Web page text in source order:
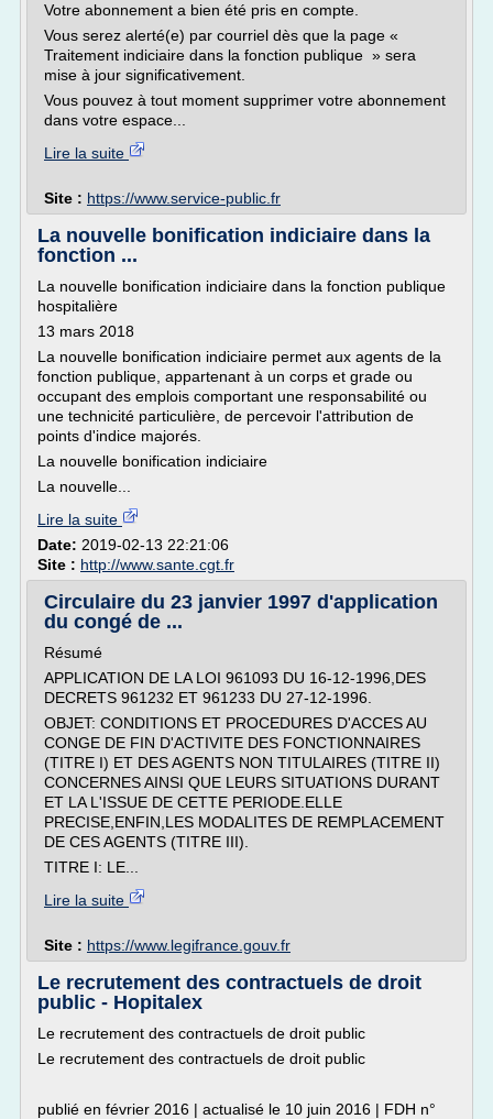
Votre abonnement a bien été pris en compte.
Vous serez alerté(e) par courriel dès que la page «
Traitement indiciaire dans la fonction publique » sera
mise à jour significativement.
Vous pouvez à tout moment supprimer votre abonnement
dans votre espace...
Lire la suite
Site : https://www.service-public.fr
La nouvelle bonification indiciaire dans la
fonction ...
La nouvelle bonification indiciaire dans la fonction publique
hospitalière
13 mars 2018
La nouvelle bonification indiciaire permet aux agents de la
fonction publique, appartenant à un corps et grade ou
occupant des emplois comportant une responsabilité ou
une technicité particulière, de percevoir l'attribution de
points d'indice majorés.
La nouvelle bonification indiciaire
La nouvelle...
Lire la suite
Date: 2019-02-13 22:21:06
Site : http://www.sante.cgt.fr
Circulaire du 23 janvier 1997 d'application
du congé de ...
Résumé
APPLICATION DE LA LOI 961093 DU 16-12-1996,DES
DECRETS 961232 ET 961233 DU 27-12-1996.
OBJET: CONDITIONS ET PROCEDURES D'ACCES AU
CONGE DE FIN D'ACTIVITE DES FONCTIONNAIRES
(TITRE I) ET DES AGENTS NON TITULAIRES (TITRE II)
CONCERNES AINSI QUE LEURS SITUATIONS DURANT
ET LA L'ISSUE DE CETTE PERIODE.ELLE
PRECISE,ENFIN,LES MODALITES DE REMPLACEMENT
DE CES AGENTS (TITRE III).
TITRE I: LE...
Lire la suite
Site : https://www.legifrance.gouv.fr
Le recrutement des contractuels de droit
public - Hopitalex
Le recrutement des contractuels de droit public
Le recrutement des contractuels de droit public
publié en février 2016 | actualisé le 10 juin 2016 | FDH n°